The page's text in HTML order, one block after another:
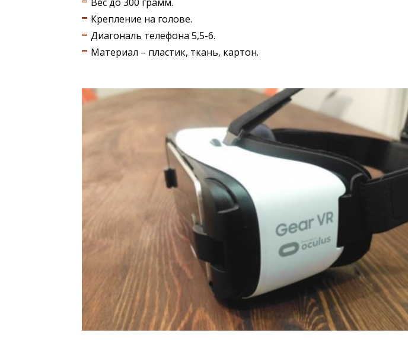
Крепление на голове.
Диагональ телефона 5,5-6.
Материал – пластик, ткань, картон.